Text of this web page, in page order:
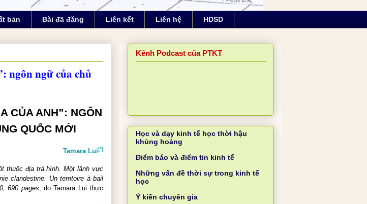
bản Bài đã đăng Liên kết Liên hệ HDSD
ngôn ngữ của chủ
CỦA ANH”: NGÔN
QUỐC MỚI
Tamara Lui[*]
thuộc địa trá hình. Một lãnh vực
clandestine. Un territoire à bail
690 pages, do Tamara Lui thực
Kênh Podcast của PTKT
Học và dạy kinh tế học thời hậu
khủng hoảng
Điểm báo và điểm tin kinh tế
Những vấn đề thời sự trong kinh tế
học
Ý kiến chuyên gia